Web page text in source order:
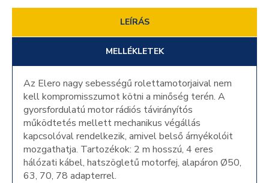
LEÍRÁS
MELLÉKLETEK
Az Elero nagy sebességű rolettamotorjaival nem
kell kompromisszumot kötni a minőség terén. A
gyorsfordulatú motor rádiós távirányítós
működtetés mellett mechanikus végállás
kapcsolóval rendelkezik, amivel belső árnyékolóit
mozgathatja. Tartozékok: 2 m hosszú, 4 eres
hálózati kábel, hatszögletű motorfej, alapáron Ø50,
63, 70, 78 adapterrel.